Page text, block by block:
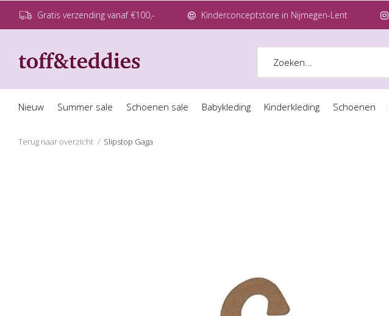
Nieuw Summer sale Schoenen sale Babykleding Kinderkleding Schoenen
Gratis verzending vanaf €100,- Kinderconceptstore in Nijmegen-Lent
Terug naar overzicht Slipstop Gaga